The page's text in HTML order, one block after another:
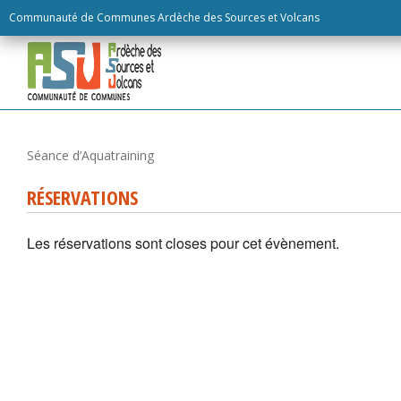
Communauté de Communes Ardèche des Sources et Volcans
RÉSERVATIONS
Les réservations sont closes pour cet évènement.
to
content
Séance d’Aquatraining
RÉSERVATIONS
Les réservations sont closes pour cet évènement.